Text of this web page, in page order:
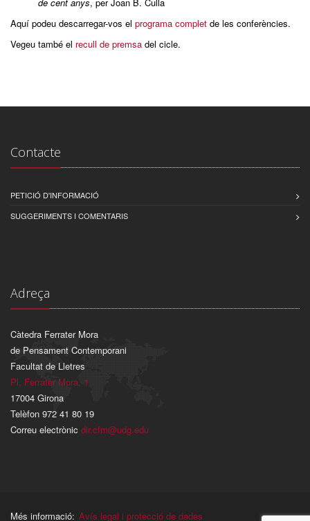
Aquí podeu descarregar-vos el programa complet de les conferències.
Vegeu també el recull de premsa del cicle.
Contacte
PETICIÓ D'INFORMACIÓ
SUGGERIMENTS I COMENTARIS
Adreça
Càtedra Ferrater Mora
de Pensament Contemporani
Facultat de Lletres
Pl. Ferrater Mora, 1
17004 Girona
Telèfon 972 41 80 19
Correu electrònic dir.cfm@udg.edu
Més informació: Avís legal i protecció de dades